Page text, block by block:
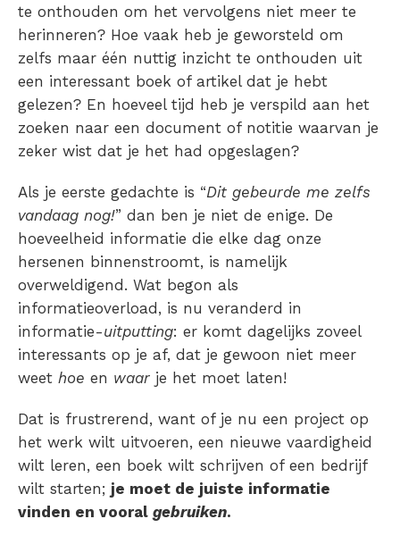
te onthouden om het vervolgens niet meer te
herinneren? Hoe vaak heb je geworsteld om
zelfs maar één nuttig inzicht te onthouden uit
een interessant boek of artikel dat je hebt
gelezen? En hoeveel tijd heb je verspild aan het
zoeken naar een document of notitie waarvan je
zeker wist dat je het had opgeslagen?
Als je eerste gedachte is “Dit gebeurde me zelfs
vandaag nog!” dan ben je niet de enige. De
hoeveelheid informatie die elke dag onze
hersenen binnenstroomt, is namelijk
overweldigend. Wat begon als
informatieoverload, is nu veranderd in
informatie-uitputting: er komt dagelijks zoveel
interessants op je af, dat je gewoon niet meer
weet hoe en waar je het moet laten!
Dat is frustrerend, want of je nu een project op
het werk wilt uitvoeren, een nieuwe vaardigheid
wilt leren, een boek wilt schrijven of een bedrijf
wilt starten; je moet de juiste informatie
vinden en vooral gebruiken.